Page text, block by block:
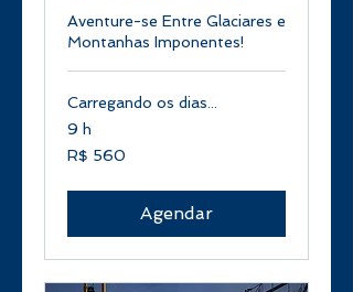
Aventure-se Entre Glaciares e
Montanhas Imponentes!
Carregando os dias...
9 h
560
Reais
R$ 560
Agendar